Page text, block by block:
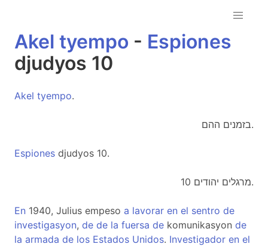
Akel tyempo - Espiones
djudyos 10
Akel tyempo.
בזמנים ההם.
Espiones djudyos 10.
מרגלים יהודים 10.
En 1940, Julius empeso a lavorar en el sentro de
investigasyon, de de la fuersa de komunikasyon de
la armada de los Estados Unidos. Investigador en el